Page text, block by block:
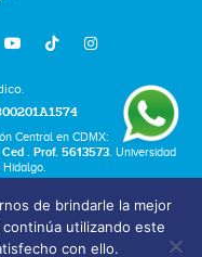
Central en CDMX:
. Prof. 5613573. Universidad
de brindarle la mejor
utilizando este
con ello.